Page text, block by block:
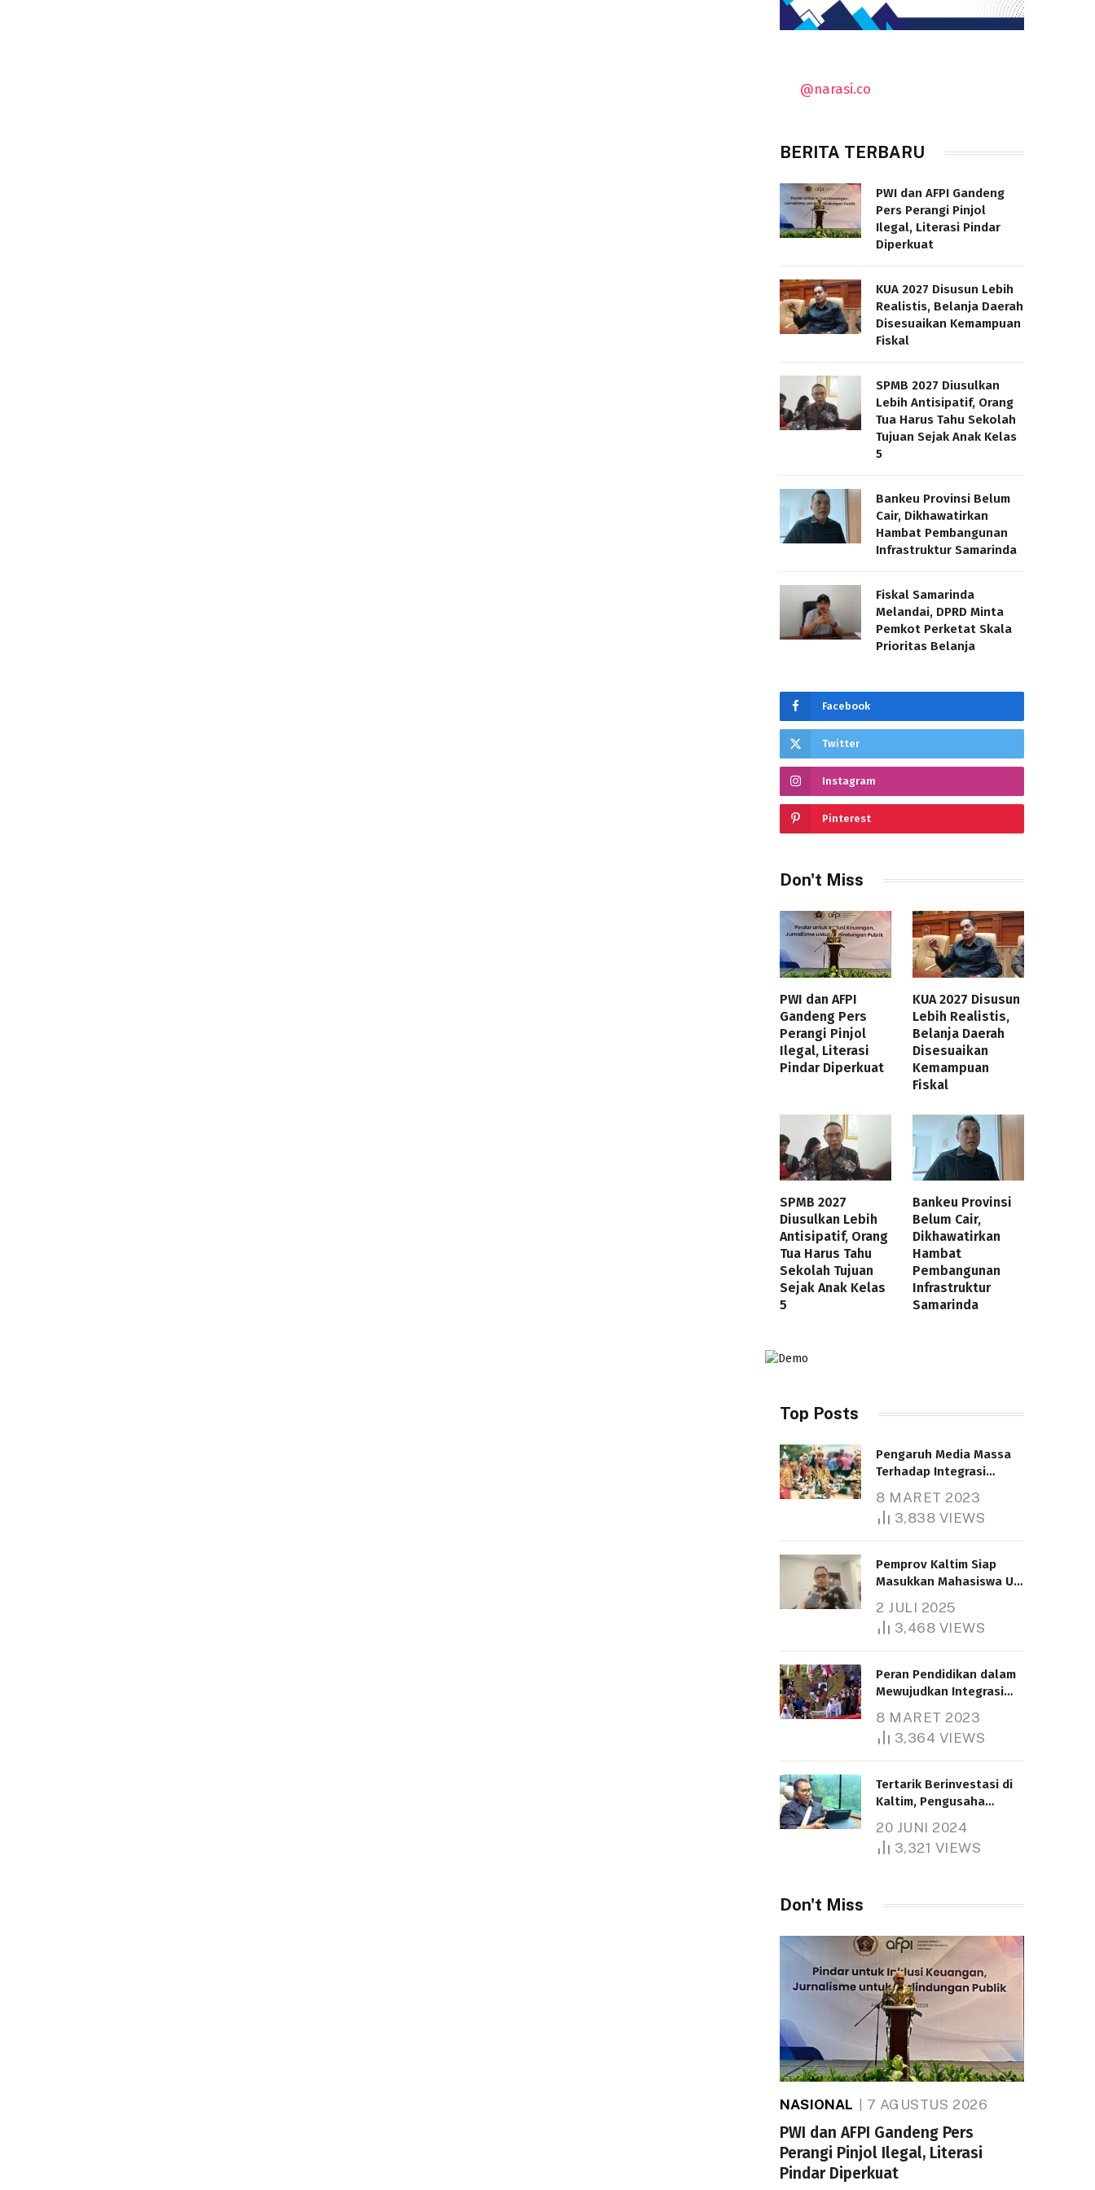
@narasi.co
BERITA TERBARU
PWI dan AFPI Gandeng
Pers Perangi Pinjol
Ilegal, Literasi Pindar
Diperkuat
KUA 2027 Disusun Lebih
Realistis, Belanja Daerah
Disesuaikan Kemampuan
Fiskal
SPMB 2027 Diusulkan
Lebih Antisipatif, Orang
Tua Harus Tahu Sekolah
Tujuan Sejak Anak Kelas
5
Bankeu Provinsi Belum
Cair, Dikhawatirkan
Hambat Pembangunan
Infrastruktur Samarinda
Fiskal Samarinda
Melandai, DPRD Minta
Pemkot Perketat Skala
Prioritas Belanja
Facebook
Twitter
Instagram
Pinterest
Don't Miss
PWI dan AFPI
Gandeng Pers
Perangi Pinjol
Ilegal, Literasi
Pindar Diperkuat
KUA 2027 Disusun
Lebih Realistis,
Belanja Daerah
Disesuaikan
Kemampuan
Fiskal
SPMB 2027
Diusulkan Lebih
Antisipatif, Orang
Tua Harus Tahu
Sekolah Tujuan
Sejak Anak Kelas
5
Bankeu Provinsi
Belum Cair,
Dikhawatirkan
Hambat
Pembangunan
Infrastruktur
Samarinda
Top Posts
Pengaruh Media Massa
Terhadap Integrasi
8 MARET 2023
3,838 VIEWS
Pemprov Kaltim Siap
Masukkan Mahasiswa UT
Bantuan Pendidikan
Gratispol
2 JULI 2025
3,468 VIEWS
Peran Pendidikan dalam
Mewujudkan Integrasi
8 MARET 2023
3,364 VIEWS
Tertarik Berinvestasi di
Kaltim, Pengusaha
1.000 Hektare
20 JUNI 2024
3,321 VIEWS
Don't Miss
NASIONAL 7 AGUSTUS 2026
PWI dan AFPI Gandeng Pers
Perangi Pinjol Ilegal, Literasi
Pindar Diperkuat